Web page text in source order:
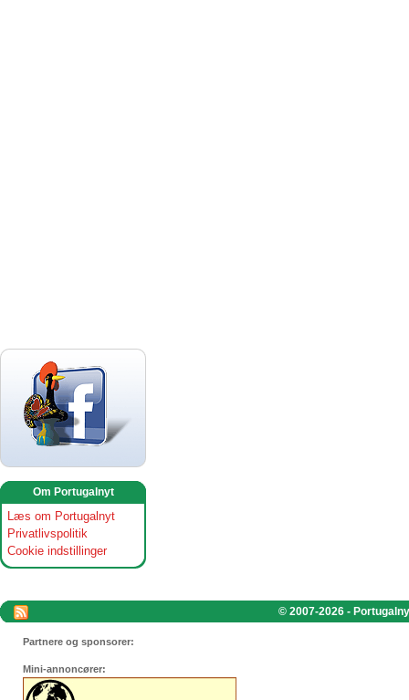
Om Portugalnyt
Læs om Portugalnyt
Privatlivspolitik
Cookie indstillinger
© 2007-2026 -
Partnere og sponsorer:
Mini-annoncører: